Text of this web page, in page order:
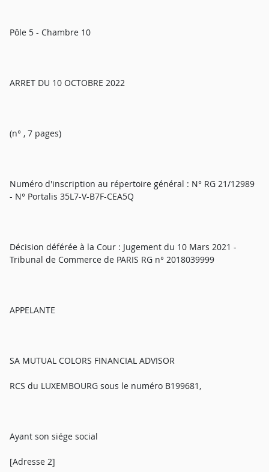
Pôle 5 - Chambre 10
ARRET DU 10 OCTOBRE 2022
(n° , 7 pages)
Numéro d'inscription au répertoire général : N° RG 21/12989
- N° Portalis 35L7-V-B7F-CEA5Q
Décision déférée à la Cour : Jugement du 10 Mars 2021 -
Tribunal de Commerce de PARIS RG n° 2018039999
APPELANTE
SA MUTUAL COLORS FINANCIAL ADVISOR
RCS du LUXEMBOURG sous le numéro B199681,
Ayant son siége social
[Adresse 2]